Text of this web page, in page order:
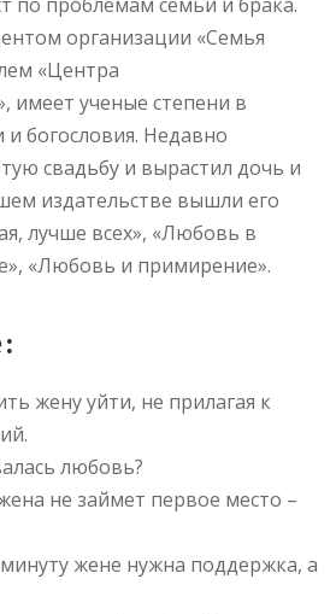
организации «Семья
«Центра
имеет ученые степени в
и богословия. Недавно
свадьбу и вырастил дочь и
издательстве вышли его
лучше всех», «Любовь в
«Любовь и примирение».
жену уйти, не прилагая к
любовь?
не займет первое место –
жене нужна поддержка, а